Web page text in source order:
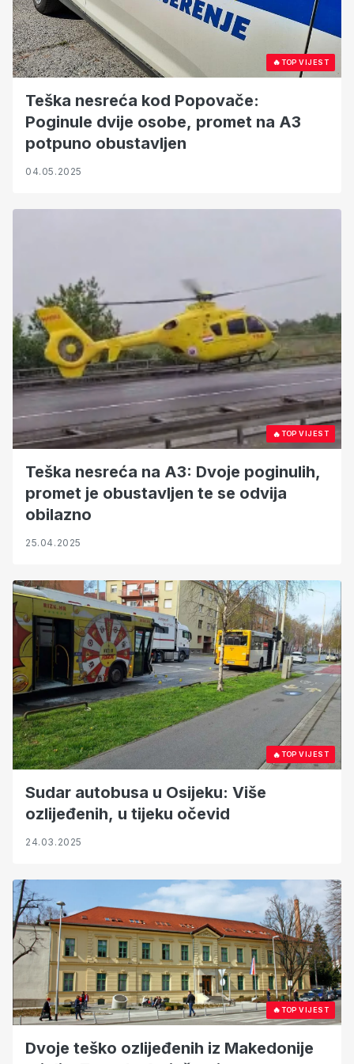
🔥TOP VIJEST
Teška nesreća kod Popovače:
Poginule dvije osobe, promet na A3
potpuno obustavljen
04.05.2025
🔥TOP VIJEST
Teška nesreća na A3: Dvoje poginulih,
promet je obustavljen te se odvija
obilazno
25.04.2025
🔥TOP VIJEST
Sudar autobusa u Osijeku: Više
ozlijeđenih, u tijeku očevid
24.03.2025
🔥TOP VIJEST
Dvoje teško ozlijeđenih iz Makedonije